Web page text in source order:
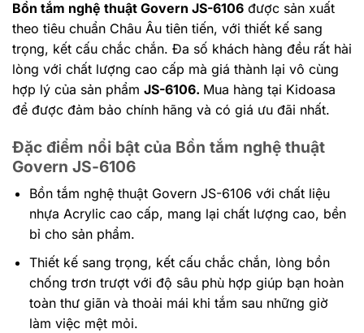
Bồn tắm nghệ thuật Govern JS-6106 được sản xuất
theo tiêu chuẩn Châu Âu tiên tiến, với thiết kế sang
trọng, kết cấu chắc chắn. Đa số khách hàng đều rất hài
lòng với chất lượng cao cấp mà giá thành lại vô cùng
hợp lý của sản phẩm JS-6106. Mua hàng tại Kidoasa
để được đảm bảo chính hãng và có giá ưu đãi nhất.
Đặc điểm nổi bật của Bồn tắm nghệ thuật
Govern JS-6106
Bồn tắm nghệ thuật Govern JS-6106 với chất liệu
nhựa Acrylic cao cấp, mang lại chất lượng cao, bền
bỉ cho sản phẩm.
Thiết kế sang trọng, kết cấu chắc chắn, lòng bồn
chống trơn trượt với độ sâu phù hợp giúp bạn hoàn
toàn thư giãn và thoải mái khi tắm sau những giờ
làm việc mệt mỏi.